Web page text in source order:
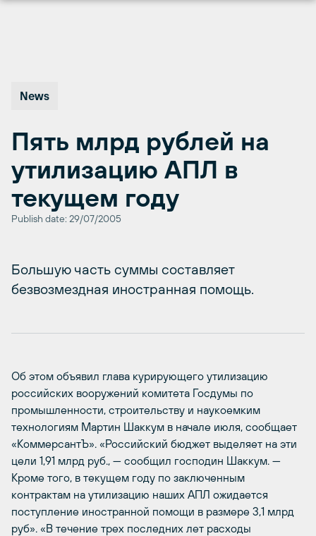
News
Пять млрд рублей на
утилизацию АПЛ в
текущем году
Publish date: 29/07/2005
Большую часть суммы составляет
безвозмездная иностранная помощь.
Об этом объявил глава курирующего утилизацию
российских вооружений комитета Госдумы по
промышленности, строительству и наукоемким
технологиям Мартин Шаккум в начале июля, сообщает
«КоммерсантЪ». «Российский бюджет выделяет на эти
цели 1,91 млрд руб., — сообщил господин Шаккум. —
Кроме того, в текущем году по заключенным
контрактам на утилизацию наших АПЛ ожидается
поступление иностранной помощи в размере 3,1 млрд
руб». «В течение трех последних лет расходы